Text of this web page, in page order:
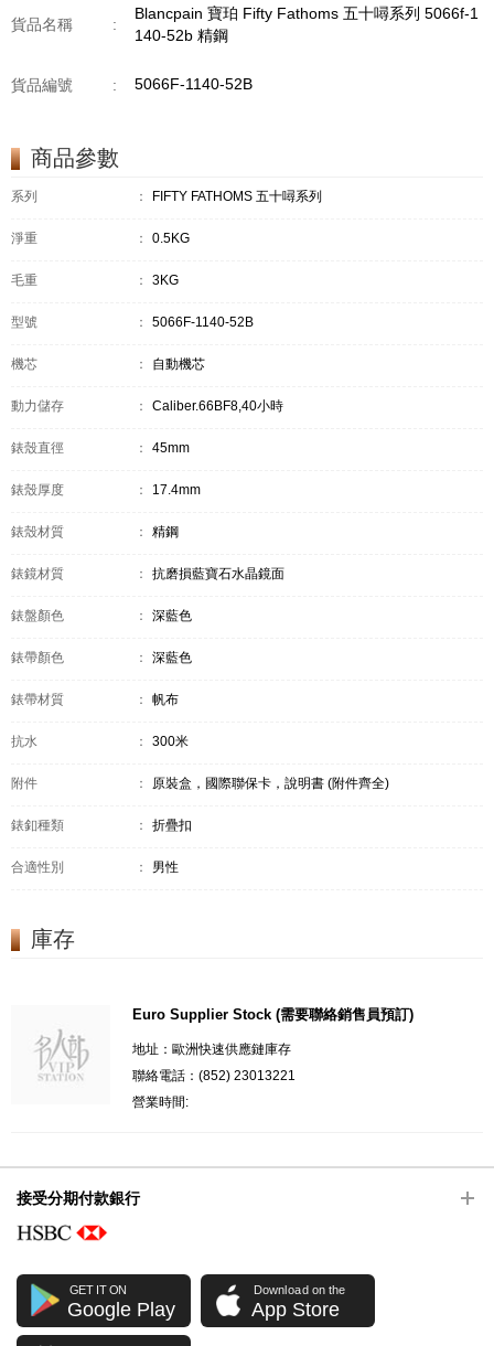
貨品名稱 :
Blancpain 寶珀 Fifty Fathoms 五十噚系列 5066f-1
140-52b 精鋼
貨品編號 : 5066F-1140-52B
商品參數
系列 ： FIFTY FATHOMS 五十噚系列
淨重 ： 0.5KG
毛重 ： 3KG
型號 ： 5066F-1140-52B
機芯 ： 自動機芯
動力儲存 ： Caliber.66BF8,40小時
錶殼直徑 ： 45mm
錶殼厚度 ： 17.4mm
錶殼材質 ： 精鋼
錶鏡材質 ： 抗磨損藍寶石水晶鏡面
錶盤顏色 ： 深藍色
錶帶顏色 ： 深藍色
錶帶材質 ： 帆布
抗水 ： 300米
附件 ： 原裝盒，國際聯保卡，說明書 (附件齊全)
錶釦種類 ： 折疊扣
合適性別 ： 男性
庫存
Euro Supplier Stock (需要聯絡銷售員預訂)
地址：歐洲快速供應鏈庫存
聯絡電話：(852) 23013221
營業時間:
接受分期付款銀行
GET IT ON
Google Play
Download on the
App Store